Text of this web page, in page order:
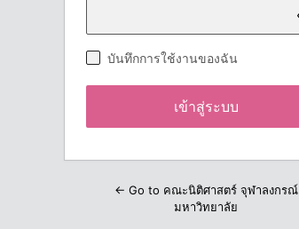
บันทึกการใช้งานของฉัน
← Go to คณะนิติศาสตร์ จุฬาลงกรณ์
มหาวิทยาลัย